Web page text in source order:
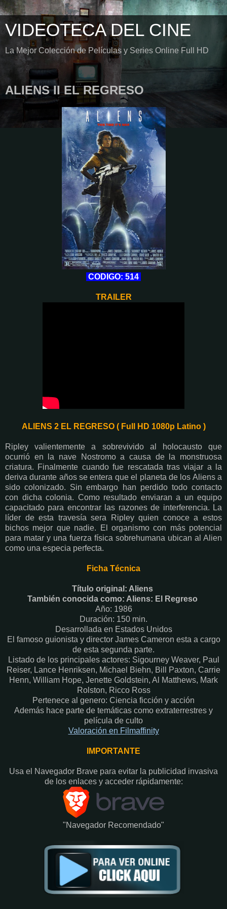
VIDEOTECA DEL CINE
La Mejor Colección de Películas y Series Online Full HD
ALIENS II EL REGRESO
CODIGO: 514
TRAILER
ALIENS 2 EL REGRESO ( Full HD 1080p Latino )
Ripley valientemente a sobrevivido al holocausto que
ocurrió en la nave Nostromo a causa de la monstruosa
criatura. Finalmente cuando fue rescatada tras viajar a la
deriva durante años se entera que el planeta de los Aliens a
sido colonizado. Sin embargo han perdido todo contacto
con dicha colonia. Como resultado enviaran a un equipo
capacitado para encontrar las razones de interferencia. La
líder de esta travesía sera Ripley quien conoce a estos
bichos mejor que nadie. El organismo con más potencial
para matar y una fuerza física sobrehumana ubican al Alien
como una especia perfecta.
Ficha Técnica
Título original: Aliens
También conocida como: Aliens: El Regreso
Año: 1986
Duración: 150 min.
Desarrollada en Estados Unidos
El famoso guionista y director James Cameron esta a cargo
de esta segunda parte.
Listado de los principales actores: Sigourney Weaver, Paul
Reiser, Lance Henriksen, Michael Biehn, Bill Paxton, Carrie
Henn, William Hope, Jenette Goldstein, Al Matthews, Mark
Rolston, Ricco Ross
Pertenece al genero: Ciencia ficción y acción
Además hace parte de temáticas como extraterrestres y
película de culto
Valoración en Fi lmaffinity
IMPORTANTE
Usa el Navegador Brave para evitar la publicidad invasiva
de los enlaces y acceder rápidamente:​
"Navegador Recomendado"